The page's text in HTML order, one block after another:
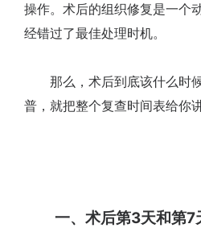
操作。术后的组织修复是一个
经错过了最佳处理时机。
那么，术后到底该什么时候
普，就把整个复查时间表给你
一、术后第3天和第7